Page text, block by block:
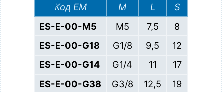
Код EM M L
S
ES-E-00-M5
M5 7,5
8
ES-E-00-G18
G1/8 9,5
12
ES-E-00-G14
G1/4 11
17
ES-E-00-G38
G3/8 12,5
19